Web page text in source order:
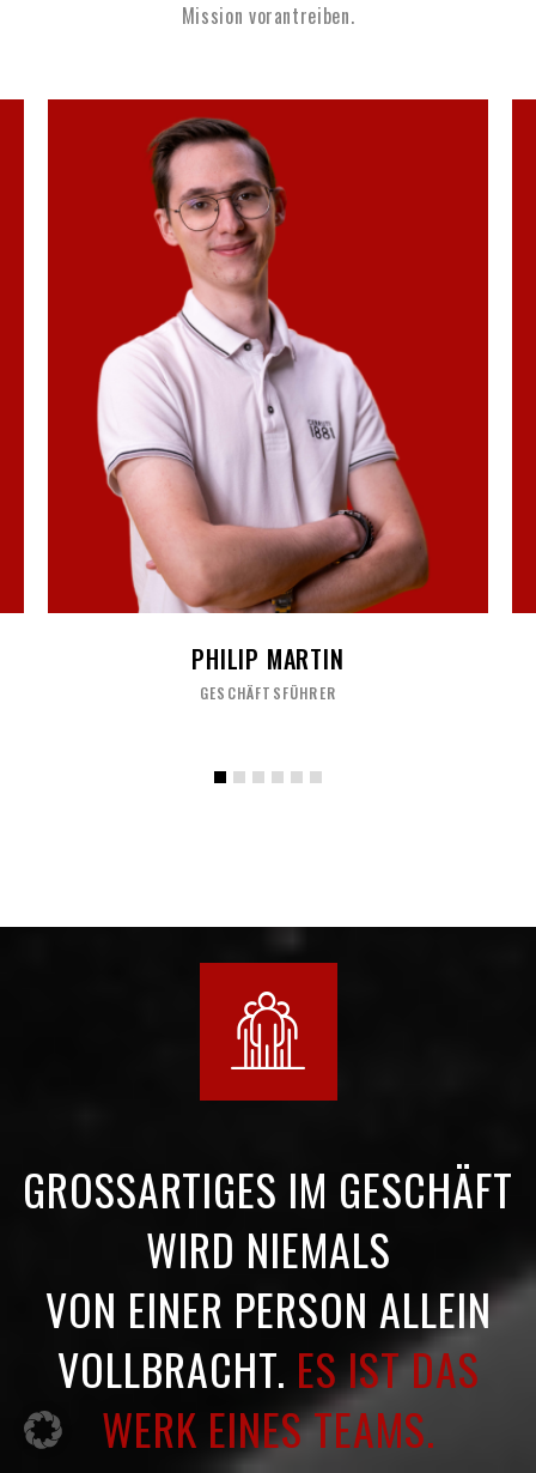
Mission vorantreiben.
PHILIP MARTIN
GESCHÄFTSFÜHRER
GROSSARTIGES IM GESCHÄFT
WIRD NIEMALS
VON EINER PERSON ALLEIN
VOLLBRACHT. ES IST DAS
WERK EINES TEAMS.